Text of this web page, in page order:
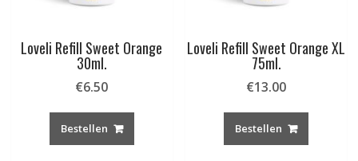
Loveli Refill Sweet Orange
30ml.
€6.50
Bestellen
Loveli Refill Sweet Orange XL
75ml.
€13.00
Bestellen